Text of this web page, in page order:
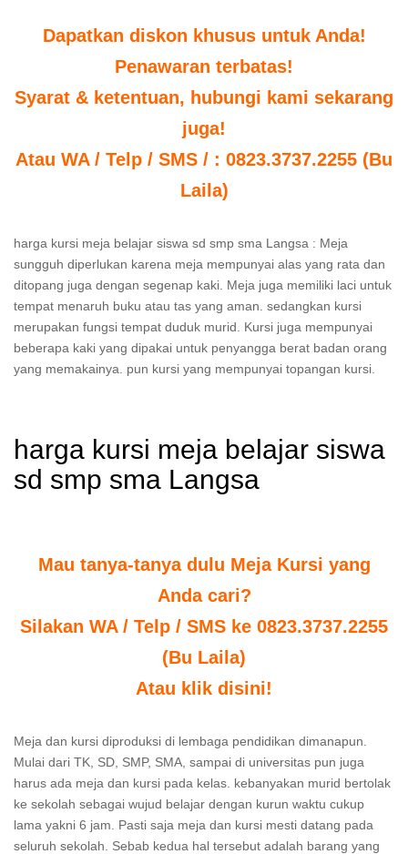
Dapatkan diskon khusus untuk Anda!
Penawaran terbatas!
Syarat & ketentuan, hubungi kami sekarang
juga!
Atau WA / Telp / SMS / : 0823.3737.2255 (Bu
Laila)
harga kursi meja belajar siswa sd smp sma Langsa : Meja
sungguh diperlukan karena meja mempunyai alas yang rata dan
ditopang juga dengan segenap kaki. Meja juga memiliki laci untuk
tempat menaruh buku atau tas yang aman. sedangkan kursi
merupakan fungsi tempat duduk murid. Kursi juga mempunyai
beberapa kaki yang dipakai untuk penyangga berat badan orang
yang memakainya. pun kursi yang mempunyai topangan kursi.
harga kursi meja belajar siswa
sd smp sma Langsa
Mau tanya-tanya dulu Meja Kursi yang
Anda cari?
Silakan WA / Telp / SMS ke 0823.3737.2255
(Bu Laila)
Atau klik disini!
Meja dan kursi diproduksi di lembaga pendidikan dimanapun.
Mulai dari TK, SD, SMP, SMA, sampai di universitas pun juga
harus ada meja dan kursi pada kelas. kebanyakan murid bertolak
ke sekolah sebagai wujud belajar dengan kurun waktu cukup
lama yakni 6 jam. Pasti saja meja dan kursi mesti datang pada
seluruh sekolah. Sebab kedua hal tersebut adalah barang yang